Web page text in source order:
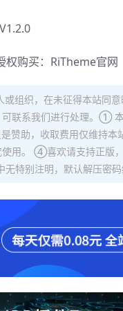
购买： RiTheme官网
组织，在未征得本站同
联系我们进行处理。①
赞助，收取费用仅维持
用。 ④喜欢请支持正版
特别注明，默认解压密